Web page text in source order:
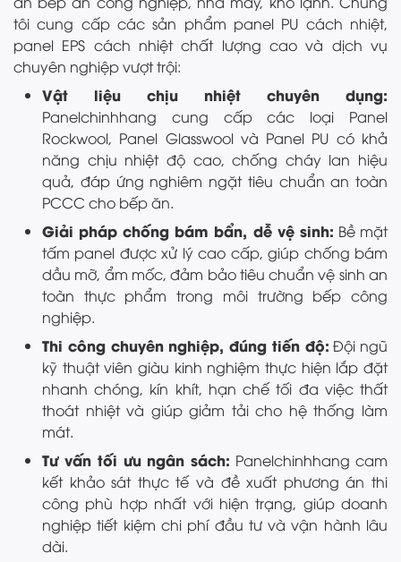
tôi cung cấp các sản phẩm panel PU cách nhiệt,
panel EPS cách nhiệt chất lượng cao và dịch vụ
chuyên nghiệp vượt trội:
Vật liệu chịu nhiệt chuyên dụng:
Panelchinhhang cung cấp các loại Panel
Rockwool, Panel Glasswool và Panel PU có khả
năng chịu nhiệt độ cao, chống cháy lan hiệu
quả, đáp ứng nghiêm ngặt tiêu chuẩn an toàn
PCCC cho bếp ăn.
Giải pháp chống bám bẩn, dễ vệ sinh: Bề mặt
tấm panel được xử lý cao cấp, giúp chống bám
dầu mỡ, ẩm mốc, đảm bảo tiêu chuẩn vệ sinh an
toàn thực phẩm trong môi trường bếp công
nghiệp.
Thi công chuyên nghiệp, đúng tiến độ: Đội ngũ
kỹ thuật viên giàu kinh nghiệm thực hiện lắp đặt
nhanh chóng, kín khít, hạn chế tối đa việc thất
thoát nhiệt và giúp giảm tải cho hệ thống làm
mát.
Tư vấn tối ưu ngân sách: Panelchinhhang cam
kết khảo sát thực tế và đề xuất phương án thi
công phù hợp nhất với hiện trạng, giúp doanh
nghiệp tiết kiệm chi phí đầu tư và vận hành lâu
dài.